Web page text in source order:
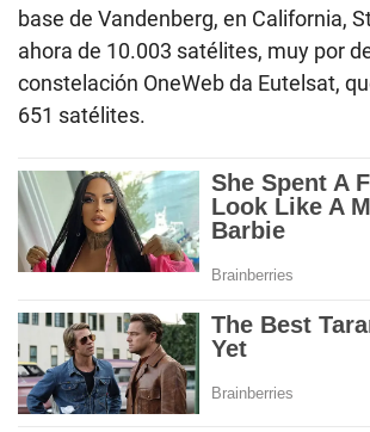
base de Vandenberg, en California,
ahora de 10.003 satélites, muy por
constelación OneWeb da Eutelsat,
651 satélites.